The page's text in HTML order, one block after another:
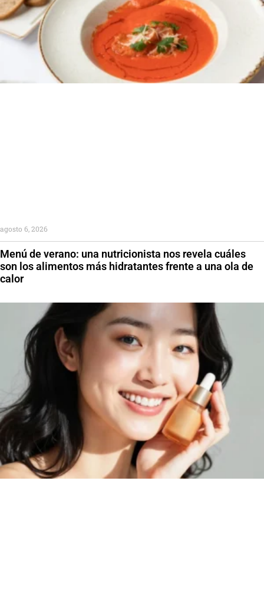
Menú de verano: una nutricionista nos revela cuáles
son los alimentos más hidratantes frente a una ola de
calor
agosto 6, 2026